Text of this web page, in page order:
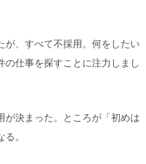
が、すべて不採用。何をしたい
仕事を探すことに注力しまし
決まった。ところが「初めは
。